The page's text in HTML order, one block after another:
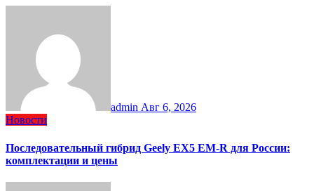
admin Авг 6, 2026
Новости
Последовательный гибрид Geely EX5 EM-R для России:
комплектации и цены